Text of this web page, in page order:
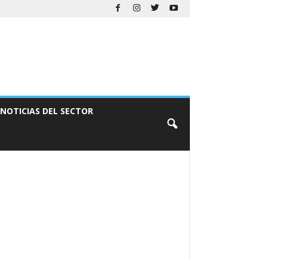
NOTICIAS DEL SECTOR